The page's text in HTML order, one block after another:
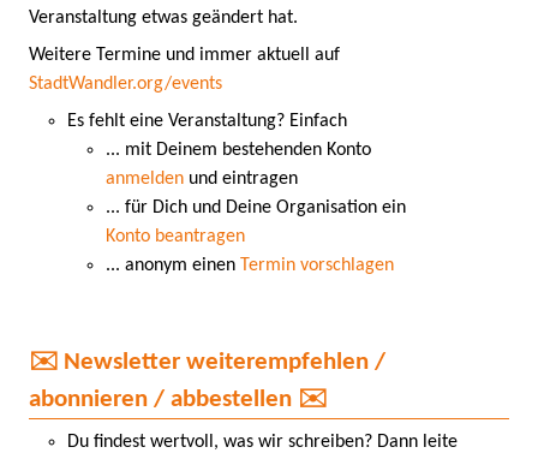
Veranstaltung etwas geändert hat.
Weitere Termine und immer aktuell auf
StadtWandler.org/events
Es fehlt eine Veranstaltung? Einfach
... mit Deinem bestehenden Konto
anmelden und eintragen
... für Dich und Deine Organisation ein
Konto beantragen
... anonym einen Termin vorschlagen
✉️ Newsletter weiterempfehlen /
abonnieren / abbestellen ✉️
Du findest wertvoll, was wir schreiben? Dann leite